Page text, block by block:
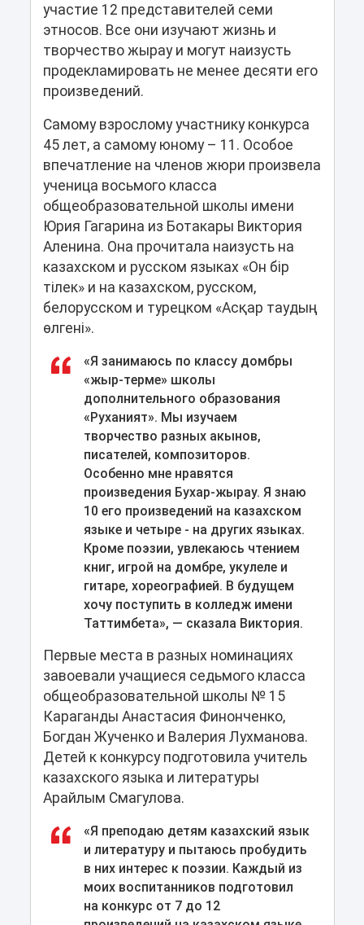
участие 12 представителей семи
этносов. Все они изучают жизнь и
творчество жырау и могут наизусть
продекламировать не менее десяти его
произведений.
Самому взрослому участнику конкурса
45 лет, а самому юному – 11. Особое
впечатление на членов жюри произвела
ученица восьмого класса
общеобразовательной школы имени
Юрия Гагарина из Ботакары Виктория
Аленина. Она прочитала наизусть на
казахском и русском языках «Он бір
тілек» и на казахском, русском,
белорусском и турецком «Асқар таудың
өлгені».
«Я занимаюсь по классу домбры
«жыр-терме» школы
дополнительного образования
«Руханият». Мы изучаем
творчество разных акынов,
писателей, композиторов.
Особенно мне нравятся
произведения Бухар-жырау. Я знаю
10 его произведений на казахском
языке и четыре - на других языках.
Кроме поэзии, увлекаюсь чтением
книг, игрой на домбре, укулеле и
гитаре, хореографией. В будущем
хочу поступить в колледж имени
Таттимбета», — сказала Виктория.
Первые места в разных номинациях
завоевали учащиеся седьмого класса
общеобразовательной школы № 15
Караганды Анастасия Финонченко,
Богдан Жученко и Валерия Лухманова.
Детей к конкурсу подготовила учитель
казахского языка и литературы
Арайлым Смагулова.
«Я преподаю детям казахский язык
и литературу и пытаюсь пробудить
в них интерес к поэзии. Каждый из
моих воспитанников подготовил
на конкурс от 7 до 12